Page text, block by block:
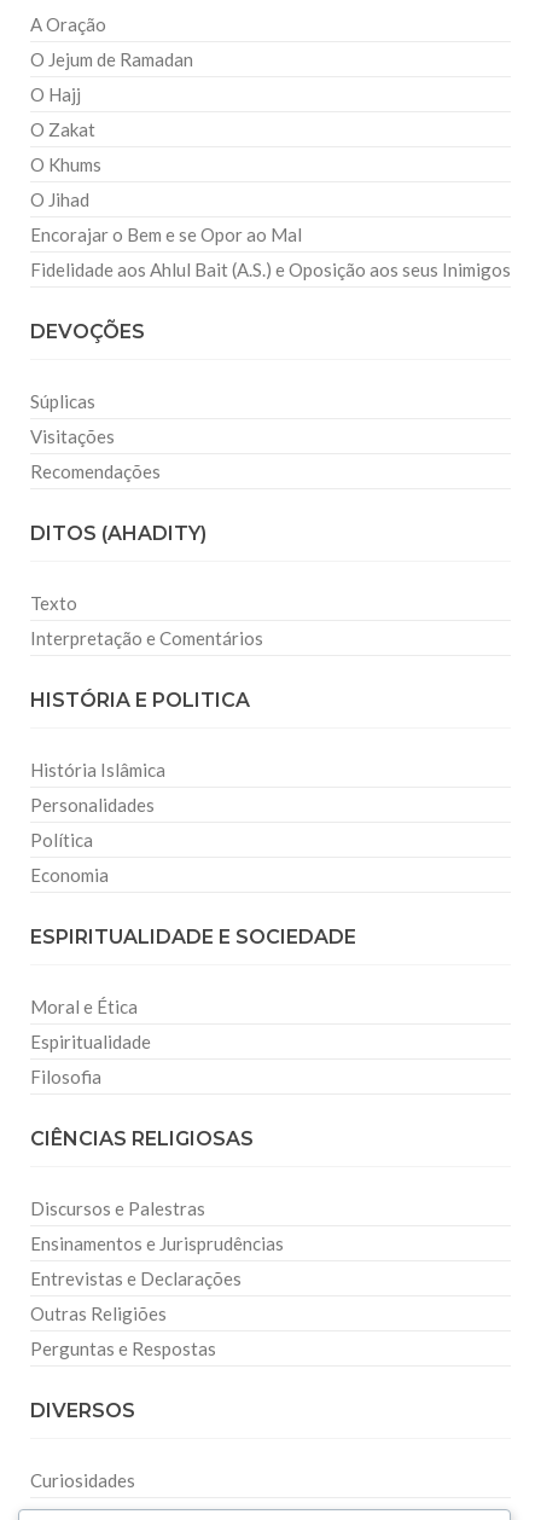
A Oração
O Jejum de Ramadan
O Hajj
O Zakat
O Khums
O Jihad
Encorajar o Bem e se Opor ao Mal
Fidelidade aos Ahlul Bait (A.S.) e Oposição aos seus Inimigos
DEVOÇÕES
Súplicas
Visitações
Recomendações
DITOS (AHADITY)
Texto
Interpretação e Comentários
HISTÓRIA E POLITICA
História Islâmica
Personalidades
Política
Economia
ESPIRITUALIDADE E SOCIEDADE
Moral e Ética
Espiritualidade
Filosofia
CIÊNCIAS RELIGIOSAS
Discursos e Palestras
Ensinamentos e Jurisprudências
Entrevistas e Declarações
Outras Religiões
Perguntas e Respostas
DIVERSOS
Curiosidades
Dicionário Islâmico